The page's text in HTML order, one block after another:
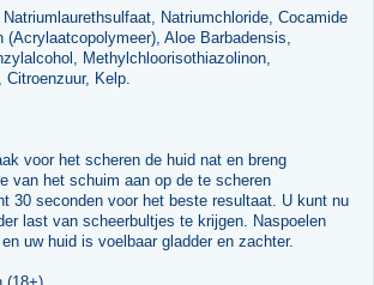
Natriumchloride, Cocamide
(Acrylaatcopolymeer), Aloe Barbadensis,
Methylchloorisothiazolinon,
Citroenzuur, Kelp.
voor het scheren de huid nat en breng
van het schuim aan op de te scheren
30 seconden voor het beste resultaat. U kunt nu
last van scheerbultjes te krijgen. Naspoelen
uw huid is voelbaar gladder en zachter.